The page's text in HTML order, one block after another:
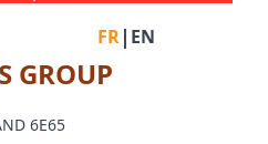
FR| EN
GROUP
6E65